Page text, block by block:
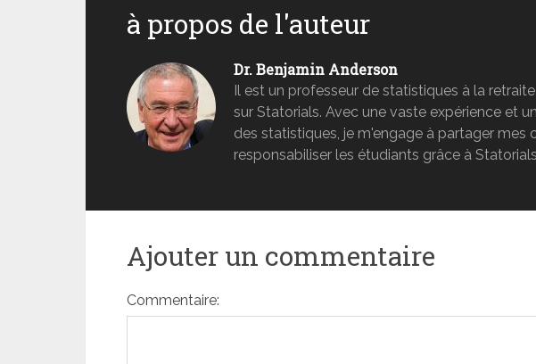
à propos de l'auteur
Dr. Benjamin Anderson
Il est un professeur de statistiques à la
sur Statorials. Avec une vaste expérience et
des statistiques, je m'engage à partager mes
responsabiliser les étudiants grâce à
Ajouter un commentaire
Commentaire: